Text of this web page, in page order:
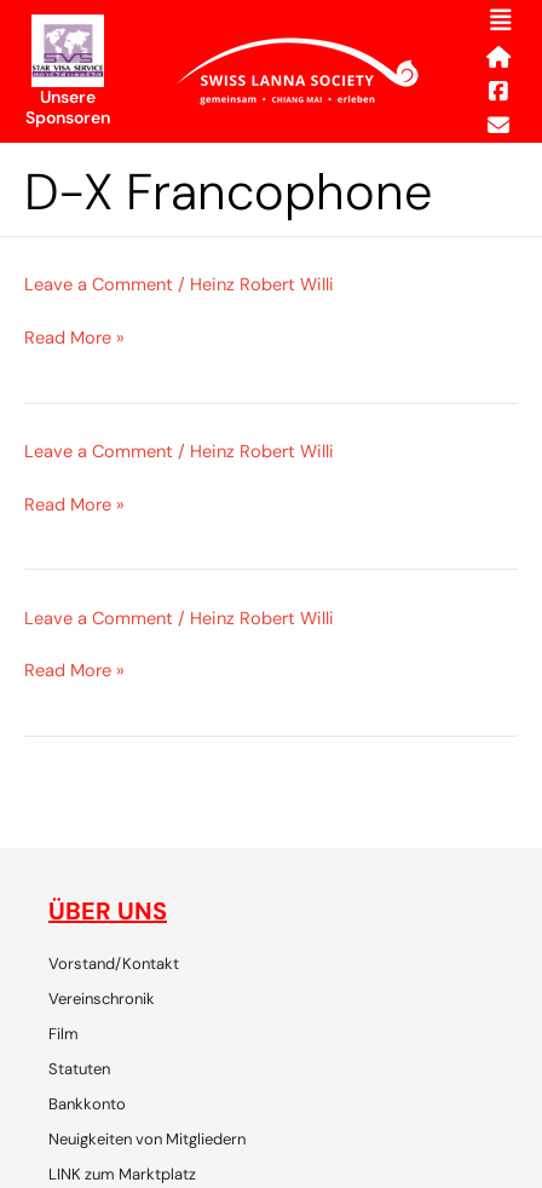
Skip
content
Unsere
Sponsoren
D-X Francophone
Leave a Comment / Heinz Robert Willi
Read More »
Leave a Comment / Heinz Robert Willi
Read More »
Leave a Comment / Heinz Robert Willi
Read More »
ÜBER UNS
Vorstand/Kontakt
Vereinschronik
Film
Statuten
Bankkonto
Neuigkeiten von Mitgliedern
LINK zum Marktplatz